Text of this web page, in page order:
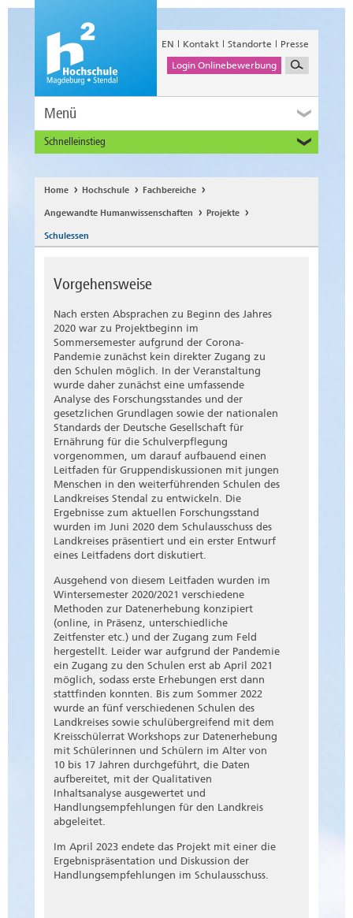
EN Kontakt Standorte
Presse
Login Onlinebewerbung
Menü
Schnelleinstieg
Alumni
Unternehmen und Institutionen
Beschäftigte
Home Hochschule Fachbereiche
Angewandte Humanwissenschaften Projekte
Schulessen
Vorgehensweise
Nach ersten Absprachen zu Beginn des Jahres
2020 war zu Projektbeginn im
Sommersemester aufgrund der Corona-
Pandemie zunächst kein direkter Zugang zu
den Schulen möglich. In der Veranstaltung
wurde daher zunächst eine umfassende
Analyse des Forschungsstandes und der
gesetzlichen Grundlagen sowie der nationalen
Standards der Deutsche Gesellschaft für
Ernährung für die Schulverpflegung
vorgenommen, um darauf aufbauend einen
Leitfaden für Gruppendiskussionen mit jungen
Menschen in den weiterführenden Schulen des
Landkreises Stendal zu entwickeln. Die
Ergebnisse zum aktuellen Forschungsstand
wurden im Juni 2020 dem Schulausschuss des
Landkreises präsentiert und ein erster Entwurf
eines Leitfadens dort diskutiert.
Ausgehend von diesem Leitfaden wurden im
Wintersemester 2020/2021 verschiedene
Methoden zur Datenerhebung konzipiert
(online, in Präsenz, unterschiedliche
Zeitfenster etc.) und der Zugang zum Feld
hergestellt. Leider war aufgrund der Pandemie
ein Zugang zu den Schulen erst ab April 2021
möglich, sodass erste Erhebungen erst dann
stattfinden konnten. Bis zum Sommer 2022
wurde an fünf verschiedenen Schulen des
Landkreises sowie schulübergreifend mit dem
Kreisschülerrat Workshops zur Datenerhebung
mit Schülerinnen und Schülern im Alter von
10 bis 17 Jahren durchgeführt, die Daten
aufbereitet, mit der Qualitativen
Inhaltsanalyse ausgewertet und
Handlungsempfehlungen für den Landkreis
abgeleitet.
Im April 2023 endete das Projekt mit einer die
Ergebnispräsentation und Diskussion der
Handlungsempfehlungen im Schulausschuss.